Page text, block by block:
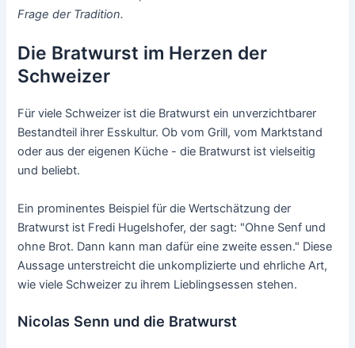
Frage der Tradition.
Die Bratwurst im Herzen der
Schweizer
Für viele Schweizer ist die Bratwurst ein unverzichtbarer
Bestandteil ihrer Esskultur. Ob vom Grill, vom Marktstand
oder aus der eigenen Küche - die Bratwurst ist vielseitig
und beliebt.
Ein prominentes Beispiel für die Wertschätzung der
Bratwurst ist Fredi Hugelshofer, der sagt: "Ohne Senf und
ohne Brot. Dann kann man dafür eine zweite essen." Diese
Aussage unterstreicht die unkomplizierte und ehrliche Art,
wie viele Schweizer zu ihrem Lieblingsessen stehen.
Nicolas Senn und die Bratwurst